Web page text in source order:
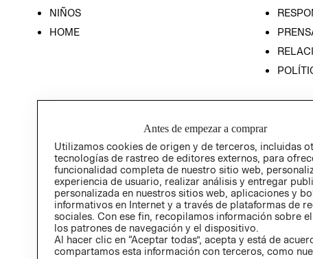
NIÑOS
HOME
Antes de empezar a comprar
Utilizamos cookies de origen y de terceros, incluidas
tecnologías de rastreo de editores externos, para
funcionalidad completa de nuestro sitio web,
experiencia de usuario, realizar análisis y entregar
personalizada en nuestros sitios web, aplicaciones y
informativos en Internet y a través de plataformas de
sociales. Con ese fin, recopilamos información sobre el
los patrones de navegación y el dispositivo.
Al hacer clic en “Aceptar todas”, acepta y está de
compartamos esta información con terceros, como